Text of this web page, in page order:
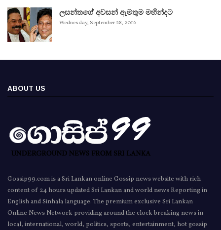
ලසන්තගේ අවසන් ඇමතුම මහින්දට
Wednesday, September 28, 2016
ABOUT US
Gossip99.com is a Sri Lankan online Gossip news website with rich
content of 24 hours updated Sri Lankan and world news Reporting in
English and Sinhala language. The premium exclusive Sri Lankan
Online News Network providing around the clock breaking news in
local, international, world, politics, sports, entertainment, hot gossip